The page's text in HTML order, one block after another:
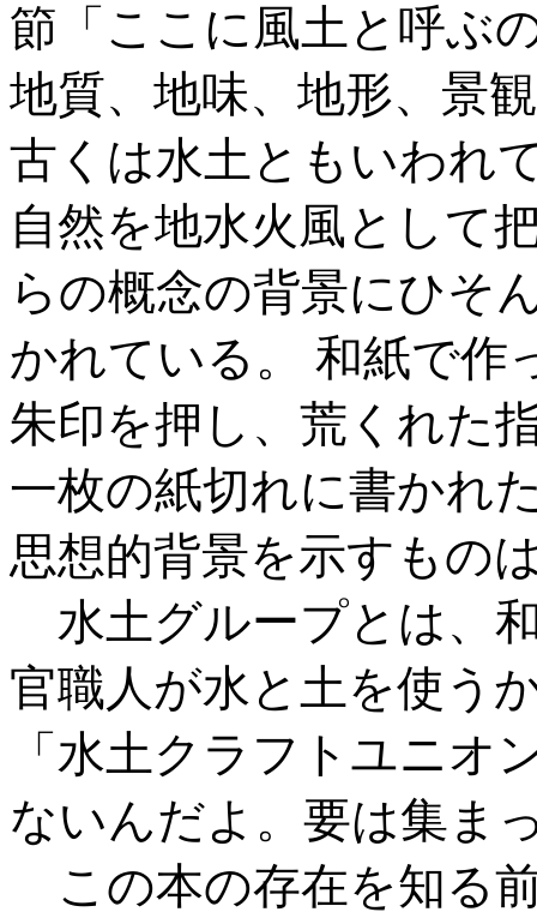
節「ここに風土と呼ぶ
地質、地味、地形、景
古くは水土ともいわれ
自然を地水火風として
らの概念の背景にひそ
かれている。 和紙で作
朱印を押し、荒くれた
一枚の紙切れに書かれ
思想的背景を示すもの
水土グループとは、
官職人が水と土を使う
「水土クラフトユニオ
ないんだよ。要は集ま
この本の存在を知る